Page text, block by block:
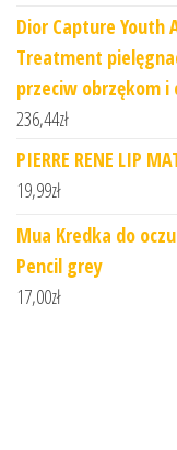
Dior Capture Youth
Treatment
przeciw obrzękom i
236,44zł
PIERRE RENE LIP
19,99zł
Mua Kredka do
Pencil grey
17,00zł